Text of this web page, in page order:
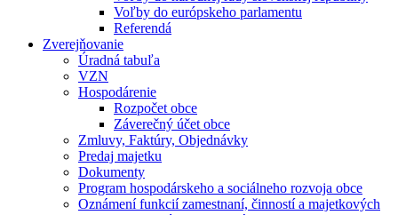
Voľby do európskeho parlamentu
Referendá
Zverejňovanie
Úradná tabuľa
VZN
Hospodárenie
Rozpočet obce
Záverečný účet obce
Zmluvy, Faktúry, Objednávky
Predaj majetku
Dokumenty
Program hospodárskeho a sociálneho rozvoja obce
Oznámení funkcií zamestnaní, činností a majetkových